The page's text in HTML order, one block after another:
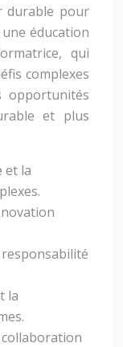
durable pour
éducation
qui
complexes
et plus
et la
la